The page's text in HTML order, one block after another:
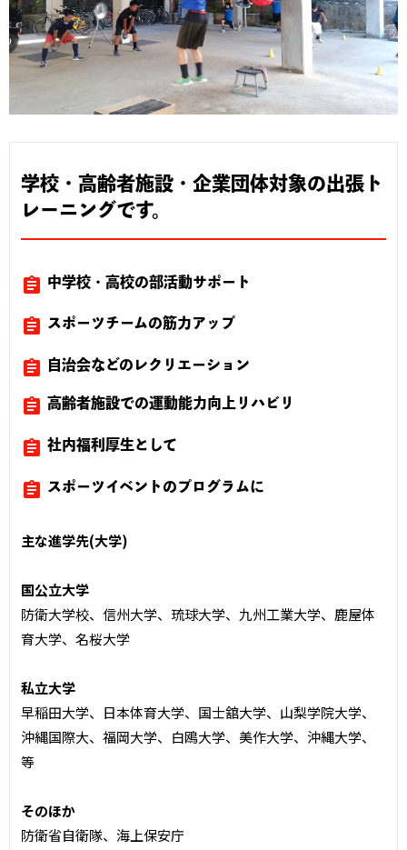
学校・高齢者施設・企業団体対象の出張ト
レーニングです。
assignment 中学校・高校の部活動サポート
assignment スポーツチームの筋力アップ
assignment 自治会などのレクリエーション
assignment 高齢者施設での運動能力向上リハビリ
assignment 社内福利厚生として
assignment スポーツイベントのプログラムに
主な進学先(大学)
国公立大学
防衛大学校、信州大学、琉球大学、九州工業大学、鹿屋体
育大学、名桜大学
私立大学
早稲田大学、日本体育大学、国士舘大学、山梨学院大学、
沖縄国際大、福岡大学、白鴎大学、美作大学、沖縄大学、
等
そのほか
防衛省自衛隊、海上保安庁